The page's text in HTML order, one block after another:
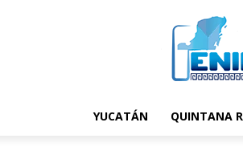
YUCATÁN QUINTANA